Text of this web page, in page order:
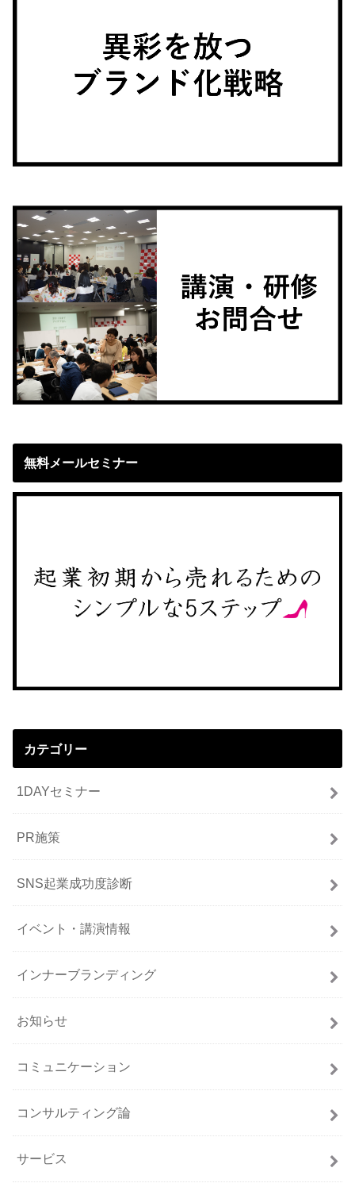
無料メールセミナー
カテゴリー
1DAYセミナー
PR施策
SNS起業成功度診断
イベント・講演情報
インナーブランディング
お知らせ
コミュニケーション
コンサルティング論
サービス